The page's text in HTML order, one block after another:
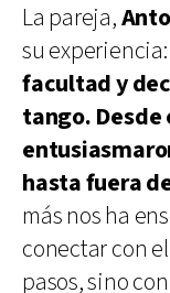
La pareja,
su experiencia:
facultad y
tango. Desde
hasta fuera
más nos ha
conectar con
pasos, sino